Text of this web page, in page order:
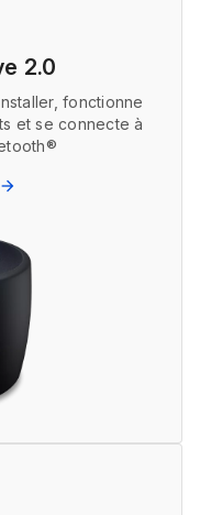
2.0
fonctionne
et se connecte à
arrow_forward